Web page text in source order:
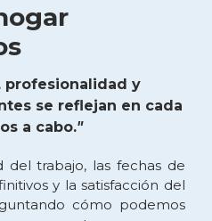
profesionalidad y
se reflejan en cada
a cabo."
del trabajo, las fechas de
y la satisfacción del
cómo podemos